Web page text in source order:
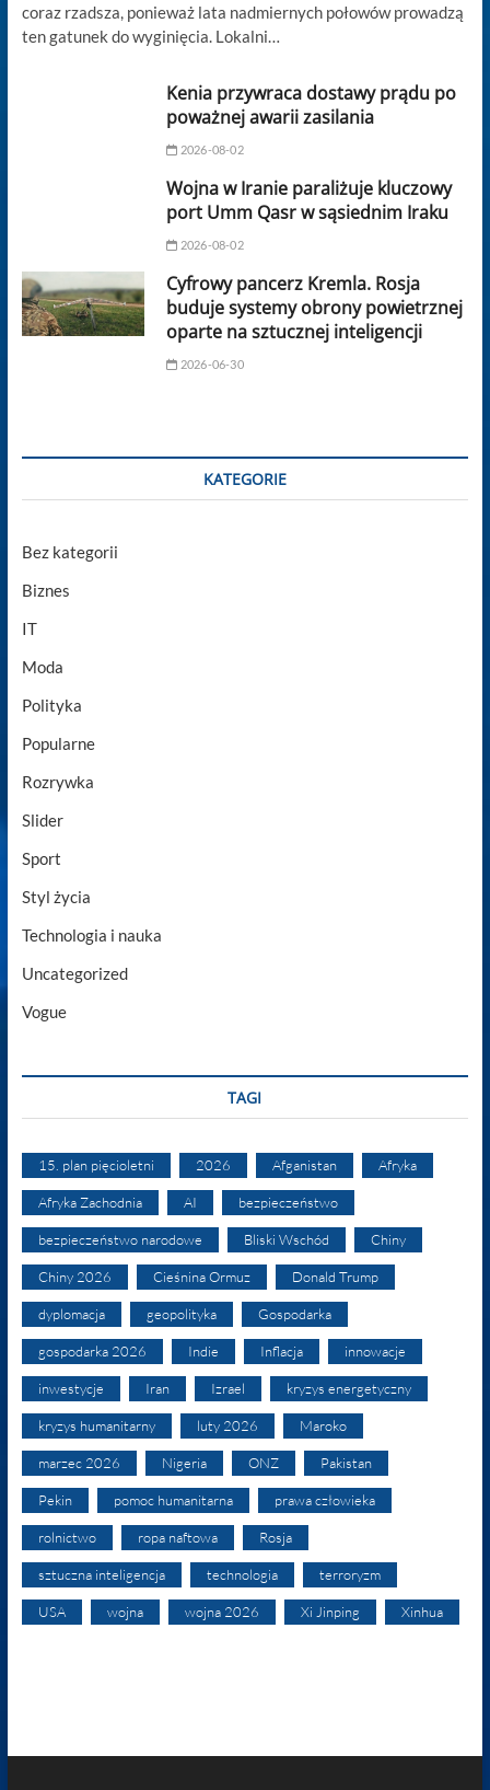
coraz rzadsza, ponieważ lata nadmiernych połowów prowadzą
ten gatunek do wyginięcia. Lokalni…
Kenia przywraca dostawy prądu po
poważnej awarii zasilania
2026-08-02
Wojna w Iranie paraliżuje kluczowy
port Umm Qasr w sąsiednim Iraku
2026-08-02
Cyfrowy pancerz Kremla. Rosja
buduje systemy obrony powietrznej
oparte na sztucznej inteligencji
2026-06-30
KATEGORIE
Bez kategorii
Biznes
IT
Moda
Polityka
Popularne
Rozrywka
Slider
Sport
Styl życia
Technologia i nauka
Uncategorized
Vogue
TAGI
15. plan pięcioletni 2026 Afganistan Afryka
Afryka Zachodnia AI bezpieczeństwo
bezpieczeństwo narodowe Bliski Wschód Chiny
Chiny 2026 Cieśnina Ormuz Donald Trump
dyplomacja geopolityka Gospodarka
gospodarka 2026 Indie Inflacja innowacje
inwestycje Iran Izrael kryzys energetyczny
kryzys humanitarny luty 2026 Maroko
marzec 2026 Nigeria ONZ Pakistan
Pekin pomoc humanitarna prawa człowieka
rolnictwo ropa naftowa Rosja
sztuczna inteligencja technologia terroryzm
USA wojna wojna 2026 Xi Jinping Xinhua